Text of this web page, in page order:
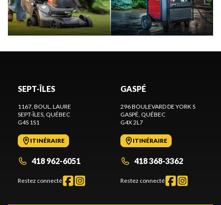
SEPT-ÎLES
1167, BOUL. LAURE
SEPT-ÎLES, QUÉBEC
G4S 1S1
ITINÉRAIRE
418 962-6051
Restez connecté
GASPÉ
296 BOULEVARD DE YORK S
GASPÉ, QUÉBEC
G4X 2L7
ITINÉRAIRE
418 368-3362
Restez connecté